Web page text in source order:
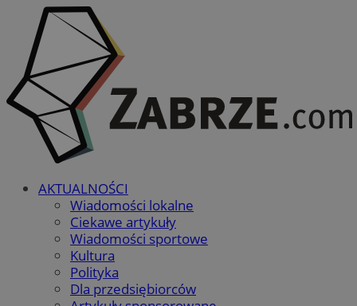
AKTUALNOŚCI
Wiadomości lokalne
Ciekawe artykuły
Wiadomości sportowe
Kultura
Polityka
Dla przedsiębiorców